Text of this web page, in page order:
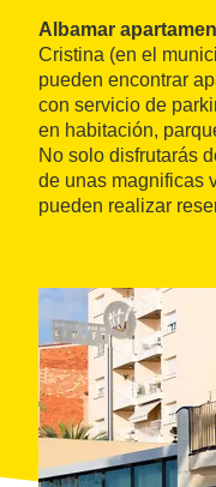
Albamar
Cristina (en el
pueden encontrar
con servicio de
en habitación,
No solo disfrutarás
de unas magnificas
pueden realizar